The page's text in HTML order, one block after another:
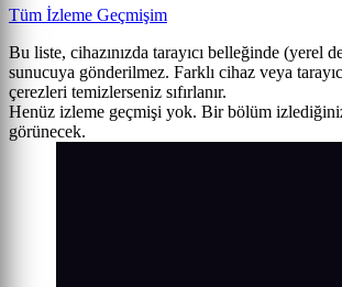
Tüm İzleme Geçmişim
Bu liste, cihazınızda tarayıcı belleğinde (yerel
sunucuya gönderilmez. Farklı cihaz veya
çerezleri temizlerseniz sıfırlanır.
Henüz izleme geçmişi yok. Bir bölüm
görünecek.